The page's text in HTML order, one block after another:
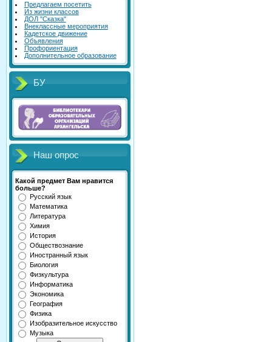
Предлагаем посетить
Из жизни классов
ДОЛ "Сказка"
Внеклассные мероприятия
Кадетское движение
Объявления
Профориентация
Дополнительное образование
БУ
Наш опрос
Какой предмет Вам нравится
больше?
Русский язык
Математика
Литература
Химия
История
Обществознание
Иностранный язык
Биология
Физкультура
Информатика
Экономика
География
Физика
Изобразительное искусство
Музыка